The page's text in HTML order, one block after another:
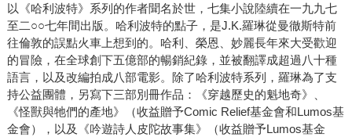
以《哈利波特》系列的作者聞名於世，七集小說陸續在一九九七
至二○○七年間出版。哈利波特的點子，是J.K.羅琳從曼徹斯特前
往倫敦的誤點火車上想到的。哈利、榮恩、妙麗長年來大受歡迎
的冒險，在全球創下五億部的暢銷紀錄，並被翻譯成超過八十種
語言，以及改編拍成八部電影。除了哈利波特系列，羅琳為了支
持公益團體，另寫下三部別冊作品：《穿越歷史的魁地奇》、
《怪獸與牠們的產地》（收益贈予Comic Relief基金會和Lumos基
金會），以及《吟遊詩人皮陀故事集》（收益贈予Lumos基金